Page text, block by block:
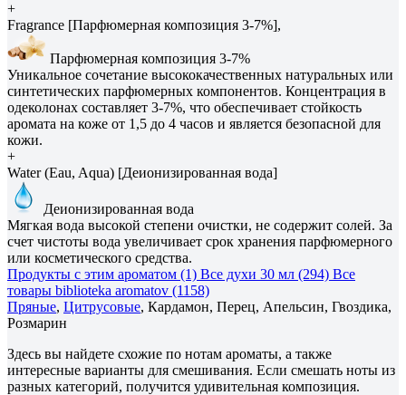
+
Fragrance [Парфюмерная композиция 3-7%],
Парфюмерная композиция 3-7%
Уникальное сочетание высококачественных натуральных или
синтетических парфюмерных компонентов. Концентрация в
одеколонах составляет 3-7%, что обеспечивает стойкость
аромата на коже от 1,5 до 4 часов и является безопасной для
кожи.
+
Water (Eau, Aqua) [Деионизированная вода]
Деионизированная вода
Мягкая вода высокой степени очистки, не содержит солей. За
счет чистоты вода увеличивает срок хранения парфюмерного
или косметического средства.
Продукты с этим ароматом (1) Все духи 30 мл (294) Все
товары biblioteka aromatov (1158)
Пряные, Цитрусовые, Кардамон, Перец, Апельсин, Гвоздика,
Розмарин
Здесь вы найдете схожие по нотам ароматы, а также
интересные варианты для смешивания. Если смешать ноты из
разных категорий, получится удивительная композиция.